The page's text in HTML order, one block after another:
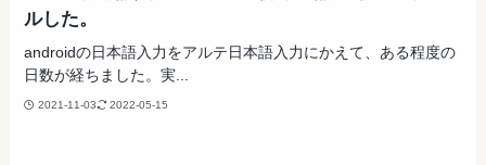
ルした。
androidの日本語入力をアルテ日本語入力にかえて、ある程度の
日数が経ちました。実...
2021-11-03 2022-05-15